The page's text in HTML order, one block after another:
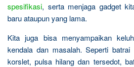
spesifikasi, serta menjaga gadget
baru ataupun yang lama.
Kita juga bisa menyampaikan
kendala dan masalah. Seperti batrai
korslet, pulsa hilang dan tersedot,